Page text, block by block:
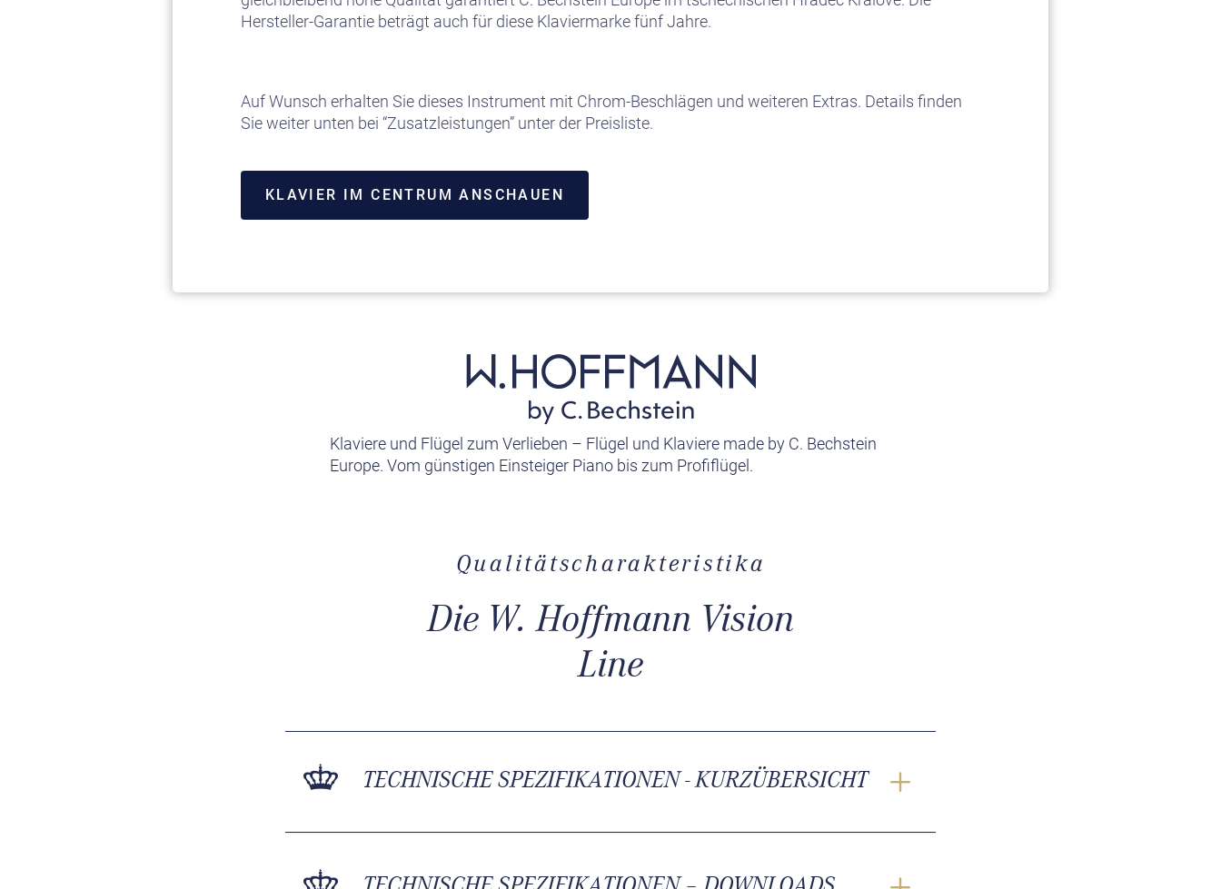
Hersteller-Garantie beträgt auch für diese Klaviermarke fünf Jahre.
Auf Wunsch erhalten Sie dieses Instrument mit Chrom-Beschlägen und weiteren Extras. Details finden
Sie weiter unten bei “Zusatzleistungen” unter der Preisliste.
KLAVIER IM CENTRUM ANSCHAUEN
Klaviere und Flügel zum Verlieben – Flügel und Klaviere made by C. Bechstein
Europe. Vom günstigen Einsteiger Piano bis zum Profiflügel.
Qualitätscharakteristika
Die W. Hoffmann Vision
Line
TECHNISCHE SPEZIFIKATIONEN - KURZÜBERSICHT